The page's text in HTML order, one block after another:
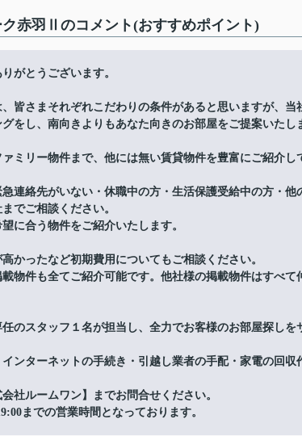
赤羽Ⅱのコメント(おすすめポイント)
がとうございます。
皆さまそれぞれこだわりの条件があると思いますが、
をし、南向きよりもあなた向きのお部屋をご提案いたし
ミリー物件まで、他には無い賃貸物件を豊富にご紹介し
連絡先がいない・休職中の方・生活保護受給中の方・
でご相談ください。
に合う物件をご紹介いたします。
かったなど初期費用についてもご相談ください。
物件も全てご紹介可能です。他社様の掲載物件はすべ
のスタッフ１名が担当し、全力でお客様のお部屋探しを
ンターネットの手続き・引越し業者の手配・家電の回収
社ルームワン】までお問合せください。
までの営業時間となっております。